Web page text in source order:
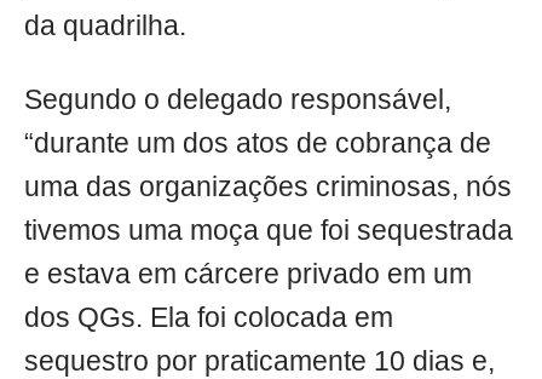
da quadrilha.
Segundo o delegado responsável,
“durante um dos atos de cobrança de
uma das organizações criminosas, nós
tivemos uma moça que foi sequestrada
e estava em cárcere privado em um
dos QGs. Ela foi colocada em
sequestro por praticamente 10 dias e,